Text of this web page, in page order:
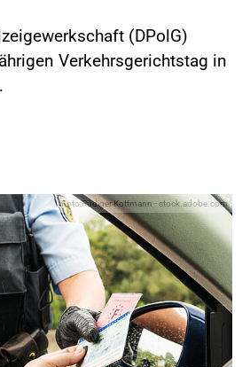
(DPolG)
Verkehrsgerichtstag in
Foto:Rüdiger Kottmann - stock.adobe.com